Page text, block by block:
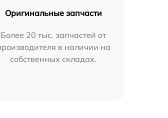
Оригинальные запчасти
Более 20 тыс. запчастей от
в наличии на
собственных складах.